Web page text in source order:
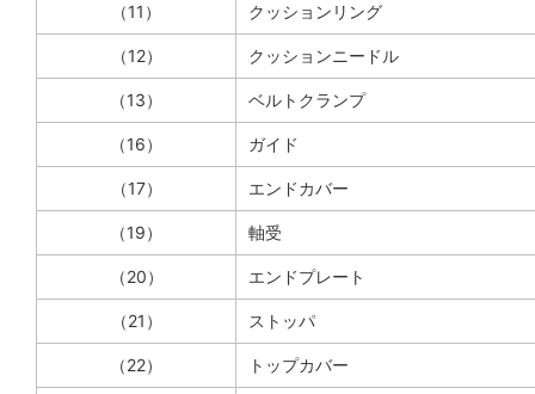
（11） クッションリング
（12） クッションニードル
（13） ベルトクランプ
（16） ガイド
（17） エンドカバー
（19） 軸受
（20） エンドプレート
（21） ストッパ
（22） トップカバー